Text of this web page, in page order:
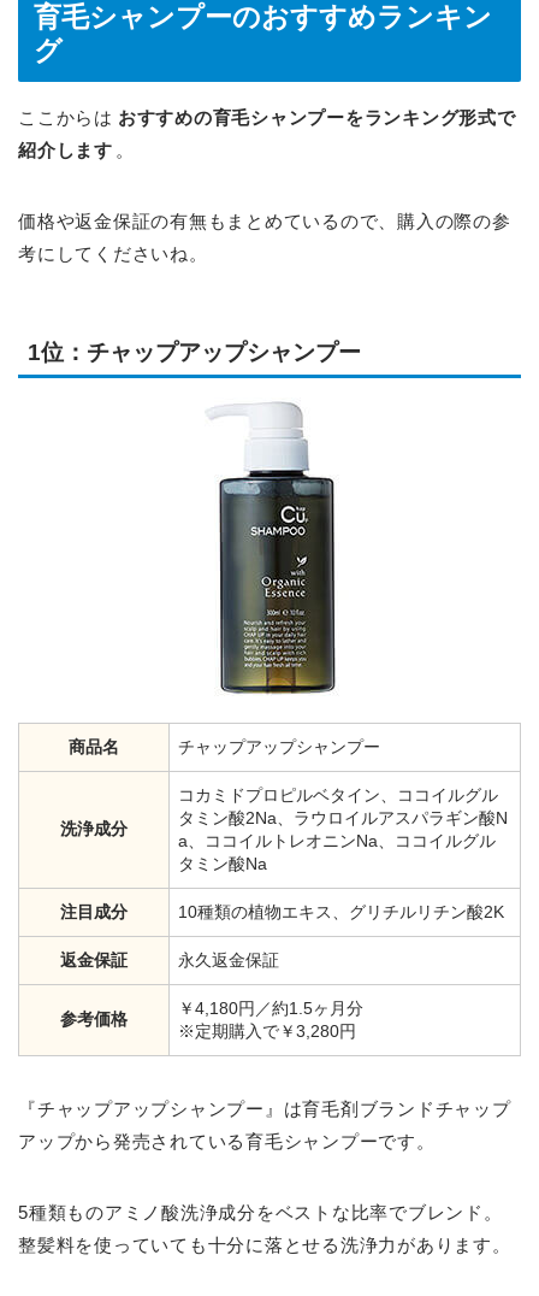
育毛シャンプーのおすすめランキン
グ
ここからは おすすめの育毛シャンプーをランキング形式で
紹介します 。
価格や返金保証の有無もまとめているので、購入の際の参
考にしてくださいね。
1位：チャップアップシャンプー
商品名 チャップアップシャンプー
洗浄成分
コカミドプロピルベタイン、ココイルグル
タミン酸2Na、ラウロイルアスパラギン酸N
a、ココイルトレオニンNa、ココイルグル
タミン酸Na
注目成分 10種類の植物エキス、グリチルリチン酸2K
返金保証 永久返金保証
参考価格
￥4,180円／約1.5ヶ月分
※定期購入で￥3,280円
『チャップアップシャンプー』は育毛剤ブランドチャップ
アップから発売されている育毛シャンプーです。
5種類ものアミノ酸洗浄成分をベストな比率でブレンド。
整髪料を使っていても十分に落とせる洗浄力があります。